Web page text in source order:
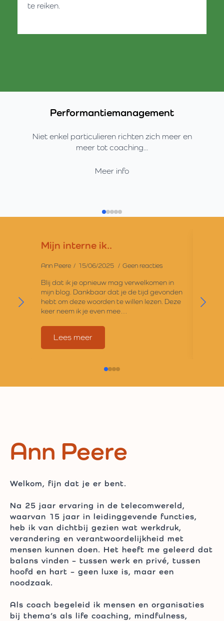
te reiken.
Performantiemanagement
Niet enkel particulieren richten zich meer en
meer tot coaching...
Meer info
Mijn interne ik..
Ann Peere 15/06/2025 Geen reacties
Blij dat ik je opnieuw mag verwelkomen in
mijn blog. Dankbaar dat je de tijd gevonden
hebt om deze woorden te willen lezen. Deze
keer neem ik je even mee…
Lees meer
als je
Ann Peere
Welkom, fijn dat je er bent.
Na 25 jaar ervaring in de telecomwereld,
waarvan 15 jaar in leidinggevende functies,
heb ik van dichtbij gezien wat werkdruk,
verandering en verantwoordelijkheid met
mensen kunnen doen. Het heeft me geleerd dat
balans vinden – tussen werk en privé, tussen
hoofd en hart – geen luxe is, maar een
noodzaak.
Als coach begeleid ik mensen en organisaties
bij thema’s als life coaching, mindfulness,